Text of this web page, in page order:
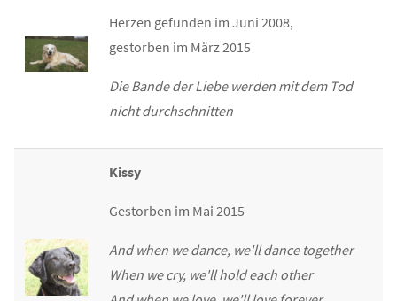
Herzen gefunden im Juni 2008,
gestorben im März 2015
Die Bande der Liebe werden mit dem Tod
nicht durchschnitten
Kissy
Gestorben im Mai 2015
And when we dance, we'll dance together
When we cry, we'll hold each other